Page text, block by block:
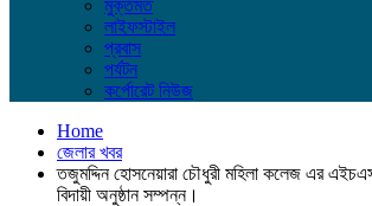
মুক্তমত
লাইফস্টাইল
প্রবাস
পর্যটন
কর্পোরেট নিউজ
Home
জেলার খবর
তজুমদ্দিন হোসনেয়ারা চৌধুরী মহিলা কলেজ এর
বিদায়ী অনুষ্ঠান সম্পন্ন।